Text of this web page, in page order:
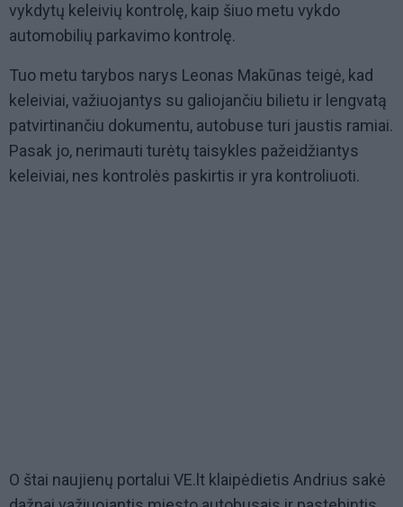
vykdytų keleivių kontrolę, kaip šiuo metu vykdo
automobilių parkavimo kontrolę.
Tuo metu tarybos narys Leonas Makūnas teigė, kad
keleiviai, važiuojantys su galiojančiu bilietu ir lengvatą
patvirtinančiu dokumentu, autobuse turi jaustis ramiai.
Pasak jo, nerimauti turėtų taisykles pažeidžiantys
keleiviai, nes kontrolės paskirtis ir yra kontroliuoti.
O štai naujienų portalui VE.lt klaipėdietis Andrius sakė